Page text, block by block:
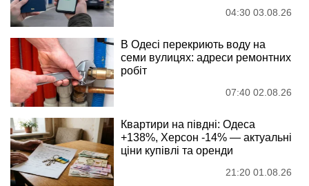
04:30 03.08.26
В Одесі перекриють воду на
семи вулицях: адреси ремонтних
робіт
07:40 02.08.26
Квартири на півдні: Одеса
+138%, Херсон -14% — актуальні
ціни купівлі та оренди
21:20 01.08.26